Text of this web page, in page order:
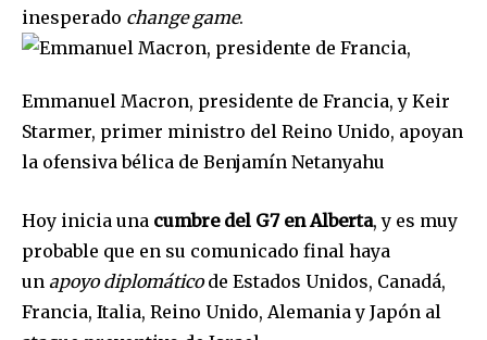
SUBSCRIBERS and be part of the
conversation.
your privacy and won't spam your inbox. Your information is
safe with us.
inesperado change game.
Emmanuel Macron, presidente de Francia, y Keir
Starmer, primer ministro del Reino Unido, apoyan
la ofensiva bélica de Benjamín Netanyahu
Hoy inicia una cumbre del G7 en Alberta, y es muy
probable que en su comunicado final haya
un apoyo diplomáticode Estados Unidos, Canadá,
Francia, Italia, Reino Unido, Alemania y Japón al